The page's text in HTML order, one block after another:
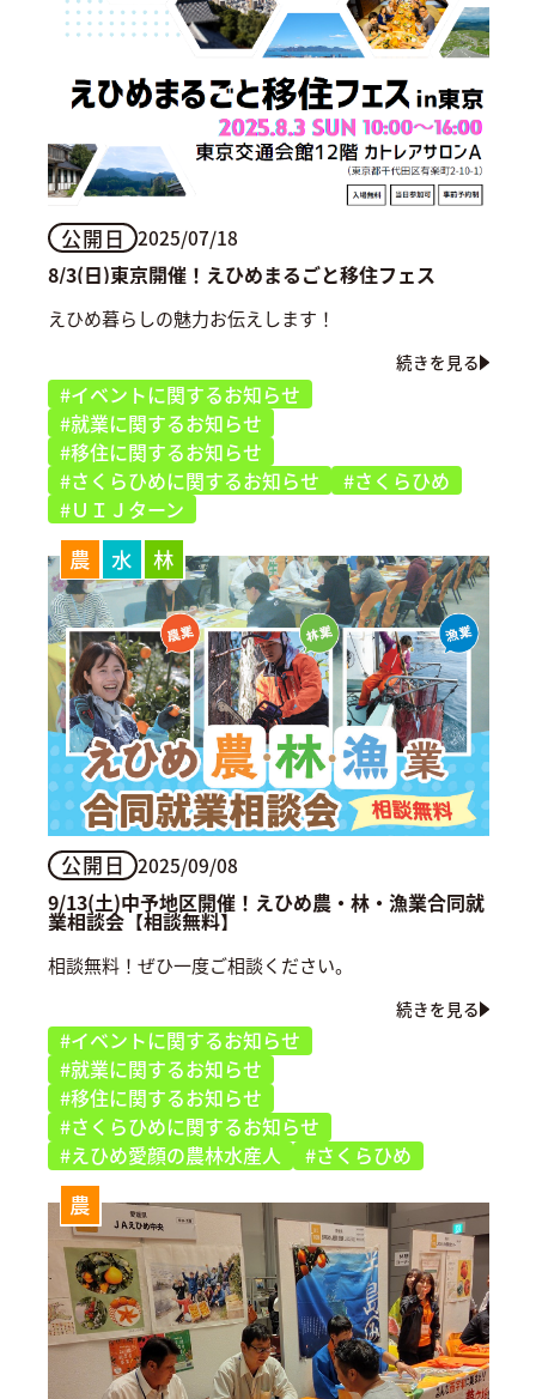
公開日 2025/07/18
8/3(日)東京開催！えひめまるごと移住フェス
えひめ暮らしの魅力お伝えします！
続きを見る
#イベントに関するお知らせ
#就業に関するお知らせ
#移住に関するお知らせ
#さくらひめに関するお知らせ
#さくらひめ
#ＵＩＪターン
農 水 林
公開日 2025/09/08
9/13(土)中予地区開催！えひめ農・林・漁業合同就
業相談会【相談無料】
相談無料！ぜひ一度ご相談ください。
続きを見る
#イベントに関するお知らせ
#就業に関するお知らせ
#移住に関するお知らせ
#さくらひめに関するお知らせ
#えひめ愛顔の農林水産人
#さくらひめ
農